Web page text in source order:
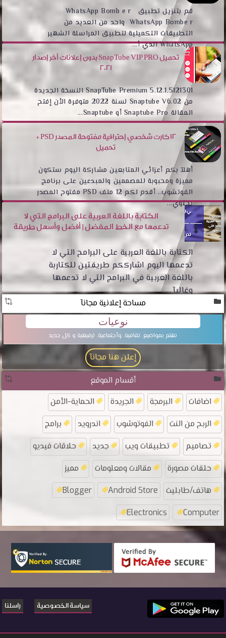
قم بتنزيل تطبيق WhatsApp Bomb e r
WhatsApp Bombe r واحد من العديد من
التطبيقات التكميلية لتطبيق المراسلة الشهير
WhatsApp الذي أ...
تحميل SnapTube VIP PRO بدون إعلانات أخر إصدار
2021
SnapTube Premium 5.12.1.5121301 النسخة الجديدة
من Snaptube V6.02 لسنة 2022 متوفرة الأن إفتح
المقالة Snaptube Pro أو Snaptube...
12 كارت شخصي إحترافية مفتوحة المصدر PSD +
تحميل
أهلآ بكم أعزائي المتابعين مشاركة اليوم ستكون
مميزة ومحبوبة للمصممين والمبدعين على برنامج
الفوتشوب.. أقدم لكم 12 ملف PSD مفتوح المصدر
يحتوي...
الكتابة باللغة العربية على البرامج التي لا
تدعمها مع الخط المفضل | أفضل وأسهل طريقة
الكتابة باللغة العربية على البرامح التي لا
تدعمها اليوم اشارككم طريقتين للكتاربة
باللغة العربية في البرامج التي لا تدعمها
وغالبآ ...
مساحة إعلانية مجانآ
نوعيات
نهتم بمواضيع .تقافية. وأجتماعية. ترفيهية و كل جديد
إعلن هنا مجانآ
أقسام الموقع
اضافات البرمجة الجريدة الحماية-الأمن
الربح من النت الفوتوشوب اندرويد برامج
تصاميم تطبيقات ويب جديد حلاقات فيديو
حلقات مصورة مقالات ومعلومات مميز
هاتف/طابليت Android Store
Blogger
Computer
Electronics
سياسة الخصوصية راسلنا